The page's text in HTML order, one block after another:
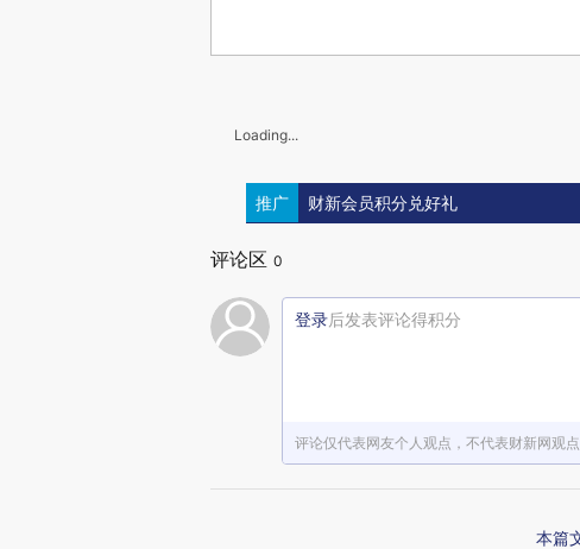
Loading...
推广 财新会员积分兑好礼
评论区 0
登录后发表评论得积分
评论仅代表网友个人观点，不代表财新网观点
本篇